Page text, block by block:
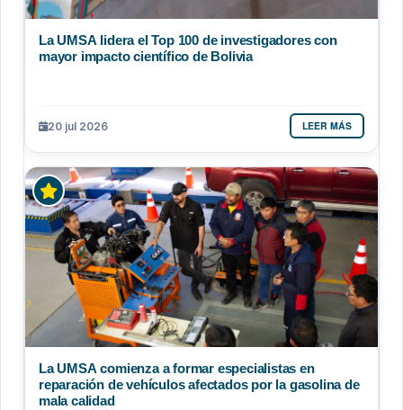
La UMSA lidera el Top 100 de investigadores con
mayor impacto científico de Bolivia
20 jul 2026 LEER MÁS
La UMSA comienza a formar especialistas en
reparación de vehículos afectados por la gasolina de
mala calidad